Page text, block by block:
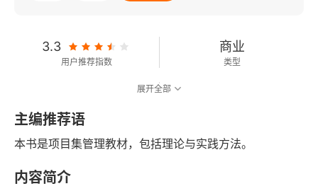
3.3
用户推荐指数
商业
类型
2025-03-01
发行日期
展开全部
主编推荐语
本书是项目集管理教材，包括理论与实践方法。
内容简介